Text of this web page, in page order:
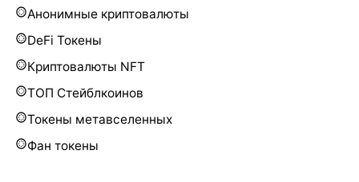
Анонимные криптовалюты
DeFi Токены
Криптовалюты NFT
ТОП Стейблкоинов
Токены метавселенных
Фан токены